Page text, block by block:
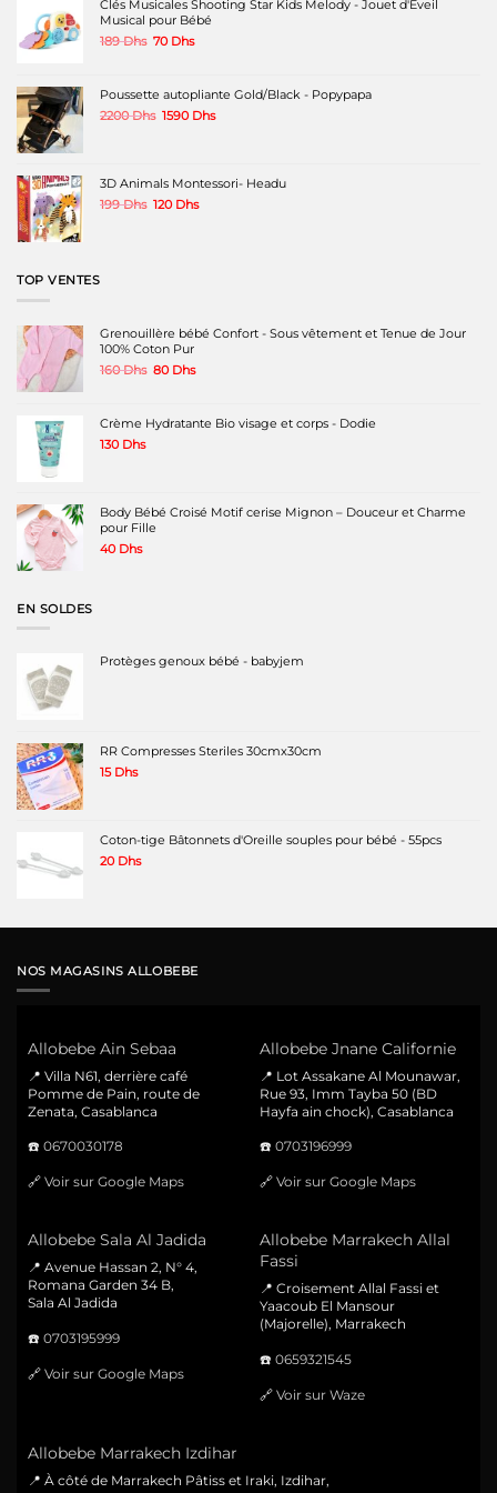
Clés Musicales Shooting Star Kids Melody - Jouet d'Éveil
Musical pour Bébé
189Dhs Le
189 Dhs.
70 DhsLe
est :
70 Dhs.
Poussette autopliante Gold/Black - Popypapa
2200Dhs Le
2200 Dhs.
1590 DhsLe
1590 Dhs.
3D Animals Montessori- Headu
199Dhs Le
120 DhsLe
TOP VENTES
Grenouillère bébé Confort - Sous vêtement et Tenue de Jour
100% Coton Pur
160Dhs Le
était :
160 Dhs.
80 DhsLe
est :
80 Dhs.
Crème Hydratante Bio visage et corps - Dodie
130 Dhs
Body Bébé Croisé Motif cerise Mignon – Douceur et Charme
pour Fille
40 Dhs
EN SOLDES
Protèges genoux bébé - babyjem
RR Compresses Steriles 30cmx30cm
15 Dhs
Coton-tige Bâtonnets d'Oreille souples pour bébé - 55pcs
20 Dhs
NOS MAGASINS ALLOBEBE
Allobebe Ain Sebaa
📍 Villa N61, derrière café
Pomme de Pain, route de
Zenata, Casablanca
☎️ 0670030178
🔗 Voir sur Google Maps
Allobebe Jnane Californie
📍 Lot Assakane Al Mounawar,
Rue 93, Imm Tayba 50 (BD
Hayfa ain chock), Casablanca
☎️ 0703196999
🔗 Voir sur Google Maps
Allobebe Sala Al Jadida
📍 Avenue Hassan 2, N° 4,
Romana Garden 34 B,
Sala Al Jadida
☎️ 0703195999
🔗 Voir sur Google Maps
Allobebe Marrakech Allal
Fassi
📍 Croisement Allal Fassi et
Yaacoub El Mansour
(Majorelle), Marrakech
☎️ 0659321545
🔗 Voir sur Waze
Allobebe Marrakech Izdihar
📍 À côté de Marrakech Pâtiss et Iraki, Izdihar,